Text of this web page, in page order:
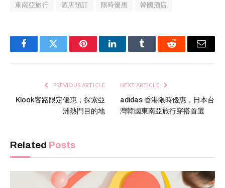
東南亞旅行
酒店預訂 限時優惠 韓國酒店
FacebookTwitter PinterestLinkedInTumblr Reddit Email
PREVIOUS ARTICLE
Klook客路限定優惠，探索亞
洲熱門目的地
NEXT ARTICLE
adidas 香港限時優惠，日本台
灣韓國東南亞旅行穿搭首選
Related Posts